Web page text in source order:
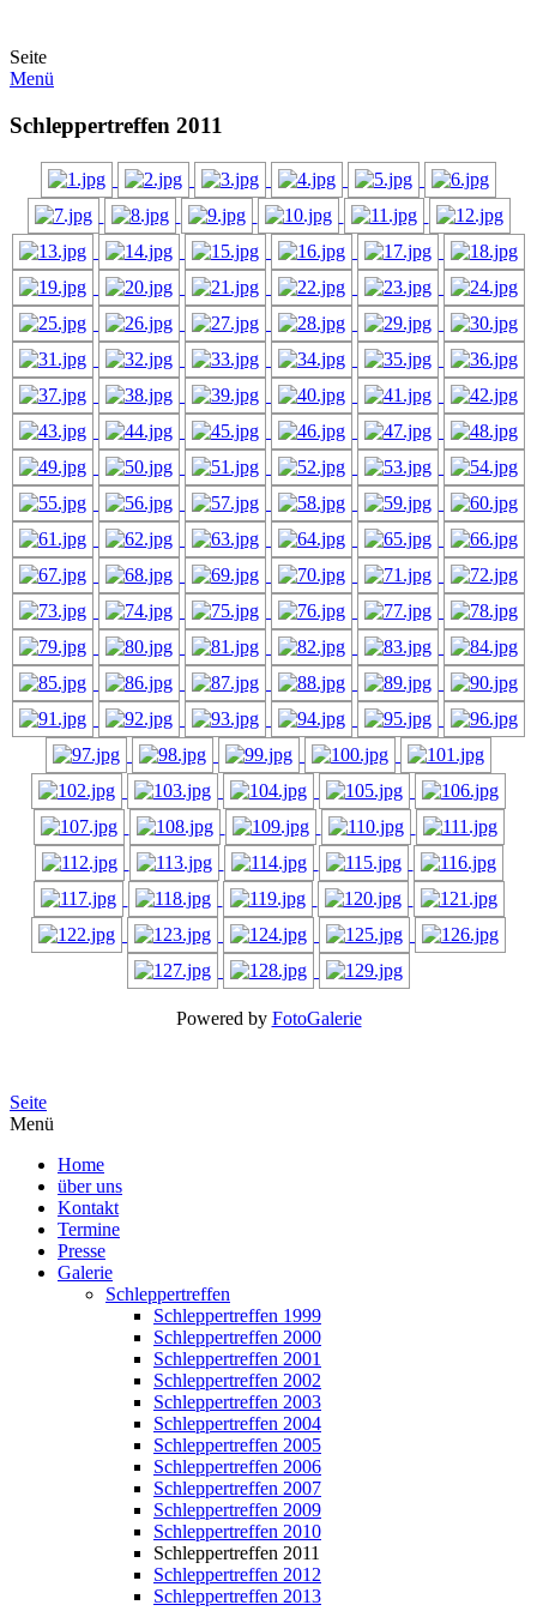
Seite
Menü
Schleppertreffen 2011
Powered by FotoGalerie
Seite
Menü
Home
über uns
Kontakt
Termine
Presse
Galerie
Schleppertreffen
Schleppertreffen 1999
Schleppertreffen 2000
Schleppertreffen 2001
Schleppertreffen 2002
Schleppertreffen 2003
Schleppertreffen 2004
Schleppertreffen 2005
Schleppertreffen 2006
Schleppertreffen 2007
Schleppertreffen 2009
Schleppertreffen 2010
Schleppertreffen 2011
Schleppertreffen 2012
Schleppertreffen 2013